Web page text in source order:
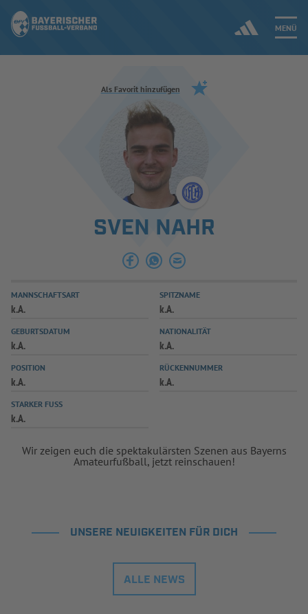
MENÜ
Jetzt einloggen
ERGEBNISSE & WETTBEWERBE
SPIELBETRIEB & VERBANDSLEBEN
AUSBILDUNG & FÖRDERUNG
SPIELPLUS
Als Favorit hinzufügen
SVEN NAHR
MANNSCHAFTSART
k.A.
SPITZNAME
k.A.
GEBURTSDATUM
k.A.
NATIONALITÄT
k.A.
POSITION
k.A.
RÜCKENNUMMER
k.A.
STARKER FUSS
k.A.
Wir zeigen euch die spektakulärsten Szenen aus Bayerns
Amateurfußball, jetzt reinschauen!
UNSERE NEUIGKEITEN FÜR DICH
ALLE NEWS